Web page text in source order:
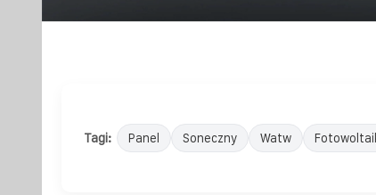
Tagi: Panel Soneczny Watw